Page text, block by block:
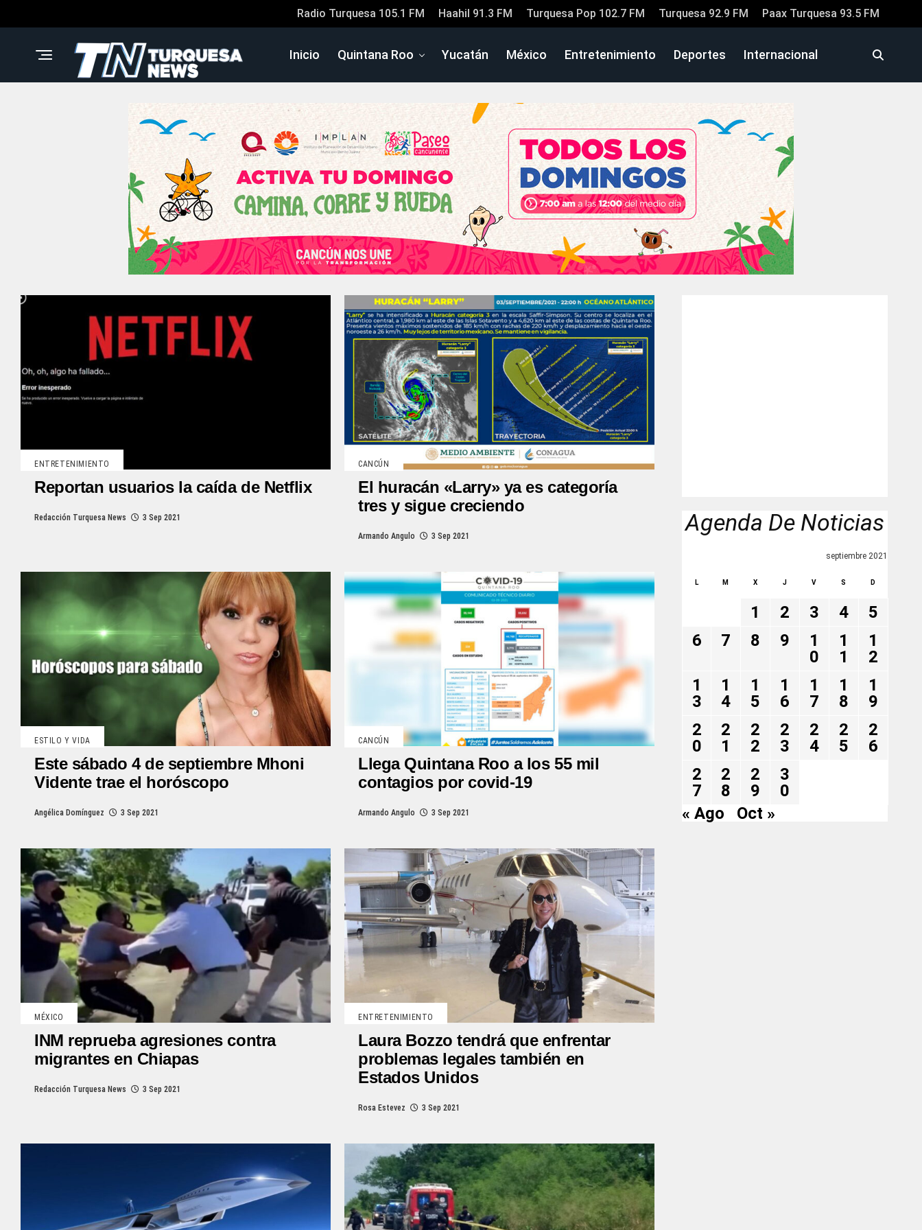
Radio Turquesa 105.1 FM Haahil 91.3 FM Turquesa Pop 102.7 FM Turquesa 92.9 FM Paax Turquesa 93.5 FM
Inicio Quintana Roo Yucatán México Entretenimiento Deportes Internacional
ENTRETENIMIENTO
Reportan usuarios la caída de Netflix
Redacción Turquesa News 3 Sep 2021
CANCÚN
El huracán «Larry» ya es categoría
tres y sigue creciendo
Armando Angulo 3 Sep 2021
ESTILO Y VIDA
Este sábado 4 de septiembre Mhoni
Vidente trae el horóscopo
Angélica Domínguez 3 Sep 2021
CANCÚN
Llega Quintana Roo a los 55 mil
contagios por covid-19
Armando Angulo 3 Sep 2021
MÉXICO
INM reprueba agresiones contra
migrantes en Chiapas
Redacción Turquesa News 3 Sep 2021
ENTRETENIMIENTO
Laura Bozzo tendrá que enfrentar
problemas legales también en
Estados Unidos
Rosa Estevez 3 Sep 2021
Agenda De Noticias
septiembre 2021
L M X J V S D
1 2 3 4
5
6
7 8 9
1
0
1
1
1
2
1
3
1
4
1
5
1
6
1
7
1
8
1
9
2
0
2
1
2
2
2
3
2
4
2
5
2
6
2
7
2
8
2
9
3
0
« Ago
Oct »